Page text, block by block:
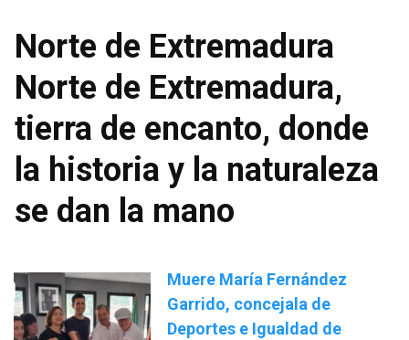
Norte de Extremadura
Norte de Extremadura,
tierra de encanto, donde
la historia y la naturaleza
se dan la mano
Muere María Fernández
Garrido, concejala de
Deportes e Igualdad de